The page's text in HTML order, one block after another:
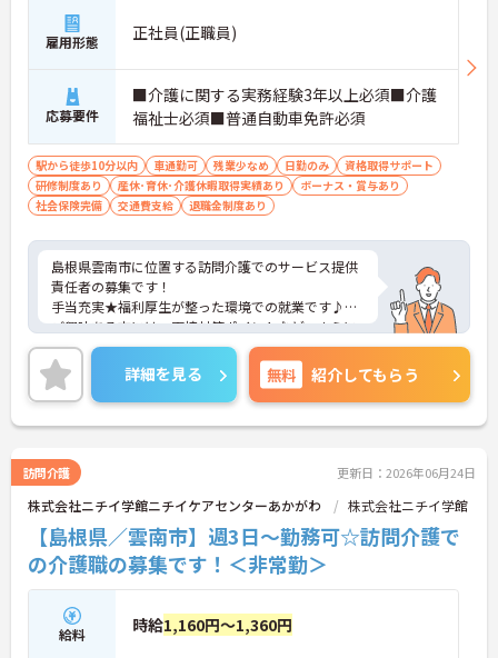
雇用形態 正社員(正職員)
応募要件
■介護に関する実務経験3年以上必須■介護
福祉士必須■普通自動車免許必須
駅から徒歩10分以内 車通勤可 残業少なめ 日勤のみ
資格取得サポート
研修制度あり
産休･育休･介護休暇取得実績あり
ボーナス・賞与あり
社会保険完備
交通費支給 退職金制度あり
島根県雲南市に位置する訪問介護でのサービス提供
責任者の募集です！
手当充実★福利厚生が整った環境での就業です♪
ご興味ある方には、面接対策ポイントなど、さらに
詳細をお話しいたしますのでお気軽にご相談くださ
い。
詳細を見る 無料 紹介してもらう
訪問介護 更新日：2026年06月24日
株式会社ニチイ学館ニチイケアセンターあかがわ 株式会社ニチイ学館
【島根県／雲南市】週3日～勤務可☆訪問介護で
の介護職の募集です！＜非常勤＞
給料 時給1,160円～1,360円